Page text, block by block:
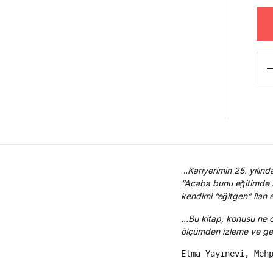
…Kariyerimin 25.
“Acaba bunu
kendimi “eğitgen” ilan
…Bu kitap, konusu ne
ölçümden izleme ve
Elma Yayınevi,